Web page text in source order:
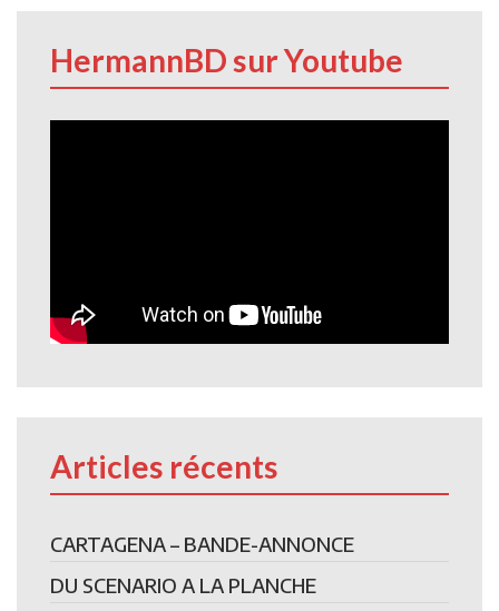
HermannBD sur Youtube
Articles récents
CARTAGENA – BANDE-ANNONCE
DU SCENARIO A LA PLANCHE